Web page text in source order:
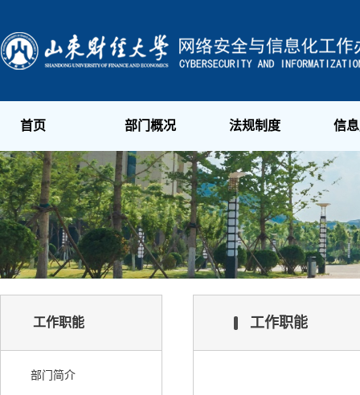
首页 部门概况 法规制度 信
工作职能
部门简介
工作职能